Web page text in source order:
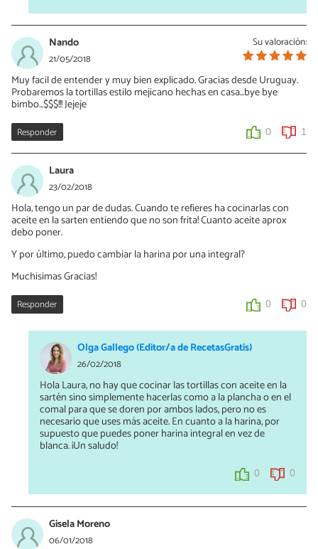
Su valoración:
Nando
21/05/2018
Muy facil de entender y muy bien explicado. Gracias desde Uruguay.
Probaremos la tortillas estilo mejicano hechas en casa...bye bye
bimbo...$$$!!! Jejeje
Responder 0 1
Laura
23/02/2018
Hola, tengo un par de dudas. Cuando te refieres ha cocinarlas con
aceite en la sarten entiendo que no son frita! Cuanto aceite aprox
debo poner.
Y por último, puedo cambiar la harina por una integral?
Muchisimas Gracias!
Responder 0 0
Olga Gallego (Editor/a de RecetasGratis)
26/02/2018
Hola Laura, no hay que cocinar las tortillas con aceite en la
sartén sino simplemente hacerlas como a la plancha o en el
comal para que se doren por ambos lados, pero no es
necesario que uses más aceite. En cuanto a la harina, por
supuesto que puedes poner harina integral en vez de
blanca. ¡Un saludo!
0 0
Gisela Moreno
06/01/2018